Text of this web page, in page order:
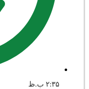
۲:۳۵ ب.ظ